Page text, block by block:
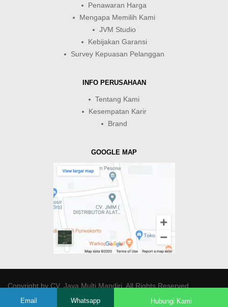
Penawaran Harga
Mengapa Memilih Kami
JVM Studio
Kebijakan Garansi
Survey Kepuasan Pelanggan
INFO PERUSAHAAN
Tentang Kami
Kesempatan Karir
Brand
GOOGLE MAP
Copyright byCV. Java Multi Mandiri. All Rights Reserved.
Email Whatsapp Hubungi Kami